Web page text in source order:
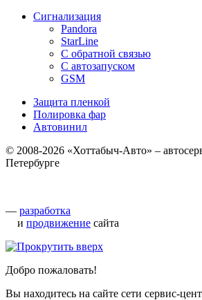
Сигнализация
Pandora
StarLine
С обратной связью
С автозапуском
GSM
Защита пленкой
Полировка фар
Автовинил
© 2008-2026 «Хоттабыч-Авто» –
Петербурге
— разработка
и продвижение сайта
Добро пожаловать!
Вы находитесь на сайте сети сервис-